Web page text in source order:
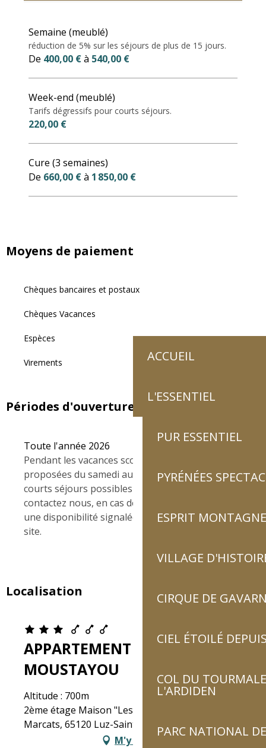
ACCUEIL
L'ESSENTIEL
PUR ESSENTIEL
PYRÉNÉES
ESPRIT MONTAGNE
VILLAGE
CIRQUE DE
CIEL ÉTOILÉ
COL DU
L'ARDIDEN
PARC NATIONAL
Semaine (meublé)
réduction de 5% sur les séjours de plus de 15 jours.
De 400,00 €à 540,00 €
Week-end (meublé)
Tarifs dégressifs pour courts séjours.
220,00 €
Cure (3 semaines)
De 660,00 €à 1 850,00 €
Moyens de paiement
Chèques bancaires et postaux
Chèques Vacances
Espèces
Virements
Périodes d'ouverture
Toute l'année 2026
Pendant les vacances scolaires, les locations sont
proposées du samedi au samedi. en dehors,
courts séjours possibles à partir de 2 nuits.
contactez nous, en cas de dernière minute sur
une disponibilité signalée du logement sur le
site.
Localisation
APPARTEMENT LE
MOUSTAYOU
Altitude : 700m
2ème étage Maison "Les Marmottes", 7 Rue Dets
Marcats, 65120 Luz-Saint-Sauveur
M'y rendre